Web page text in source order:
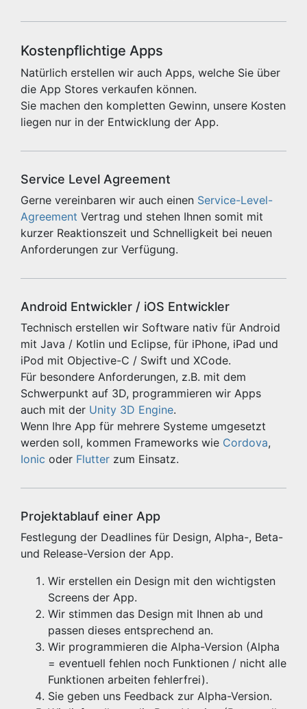
Kostenpflichtige Apps
Natürlich erstellen wir auch Apps, welche Sie über
die App Stores verkaufen können.
Sie machen den kompletten Gewinn, unsere Kosten
liegen nur in der Entwicklung der App.
Service Level Agreement
Gerne vereinbaren wir auch einen Service-Level-
Agreement Vertrag und stehen Ihnen somit mit
kurzer Reaktionszeit und Schnelligkeit bei neuen
Anforderungen zur Verfügung.
Android Entwickler / iOS Entwickler
Technisch erstellen wir Software nativ für Android
mit Java / Kotlin und Eclipse, für iPhone, iPad und
iPod mit Objective-C / Swift und XCode.
Für besondere Anforderungen, z.B. mit dem
Schwerpunkt auf 3D, programmieren wir Apps
auch mit der Unity 3D Engine.
Wenn Ihre App für mehrere Systeme umgesetzt
werden soll, kommen Frameworks wie Cordova,
Ionic oder Flutter zum Einsatz.
Projektablauf einer App
Festlegung der Deadlines für Design, Alpha-, Beta-
und Release-Version der App.
Wir erstellen ein Design mit den wichtigsten
Screens der App.
Wir stimmen das Design mit Ihnen ab und
passen dieses entsprechend an.
Wir programmieren die Alpha-Version (Alpha
= eventuell fehlen noch Funktionen / nicht alle
Funktionen arbeiten fehlerfrei).
Sie geben uns Feedback zur Alpha-Version.